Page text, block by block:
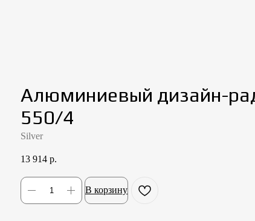
Алюминиевый дизайн-
550/4
Silver
13 914 р.
В корзину